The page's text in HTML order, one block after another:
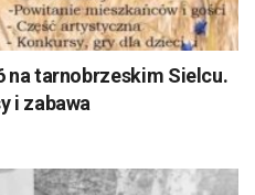
na tarnobrzeskim Sielcu.
i zabawa